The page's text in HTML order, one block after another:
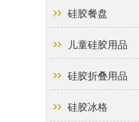
硅胶餐盘
儿童硅胶用品
硅胶折叠用品
硅胶冰格